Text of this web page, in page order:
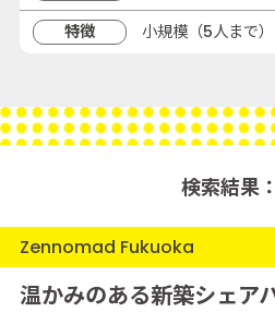
特徴
小規模（5人まで）
検索結果：
Zennomad Fukuoka
温かみのある新築シェア